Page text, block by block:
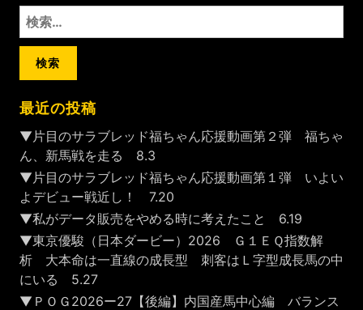
検
索:
最近の投稿
▼片目のサラブレッド福ちゃん応援動画第２弾 福ちゃ
ん、新馬戦を走る 8.3
▼片目のサラブレッド福ちゃん応援動画第１弾 いよい
よデビュー戦近し！ 7.20
▼私がデータ販売をやめる時に考えたこと 6.19
▼東京優駿（日本ダービー）2026 Ｇ１ＥＱ指数解
析 大本命は一直線の成長型 刺客はＬ字型成長馬の中
にいる 5.27
▼ＰＯＧ2026ー27【後編】内国産馬中心編 バランス